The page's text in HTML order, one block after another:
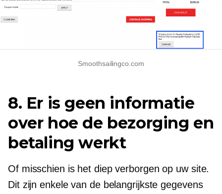
Smoothsailingco.com
8. Er is geen informatie
over hoe de bezorging en
betaling werkt
Of misschien is het diep verborgen op uw site.
Dit zijn enkele van de belangrijkste gegevens